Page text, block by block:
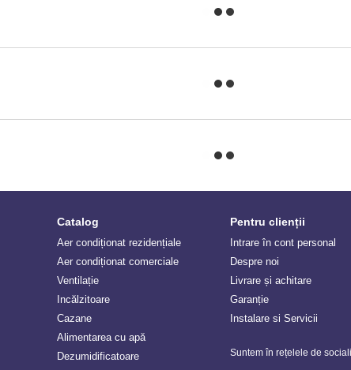
Catalog
Aer condiționat rezidențiale
Aer condiționat comerciale
Ventilație
Incălzitoare
Сazane
Alimentarea cu apă
Dezumidificatoare
Pentru clienții
Intrare în cont personal
Despre noi
Livrare și achitare
Garanție
Instalare si Servicii
Suntem în rețelele de